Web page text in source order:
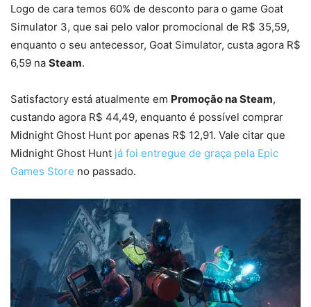
Logo de cara temos 60% de desconto para o game Goat
Simulator 3, que sai pelo valor promocional de R$ 35,59,
enquanto o seu antecessor, Goat Simulator, custa agora R$
6,59 na Steam.
Satisfactory está atualmente em Promoção na Steam,
custando agora R$ 44,49, enquanto é possível comprar
Midnight Ghost Hunt por apenas R$ 12,91. Vale citar que
Midnight Ghost Hunt já foi entregue de graça pela Epic
Games Store no passado.